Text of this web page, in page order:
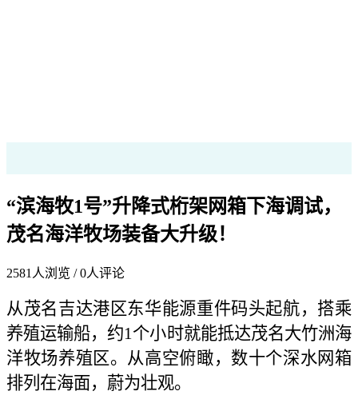
“滨海牧1号”升降式桁架网箱下海调试，
茂名海洋牧场装备大升级！
2581 人浏览 /0人评论
从茂名吉达港区东华能源重件码头起航，搭乘
养殖运输船，约1个小时就能抵达茂名大竹洲海
洋牧场养殖区。从高空俯瞰，数十个深水网箱
排列在海面，蔚为壮观。